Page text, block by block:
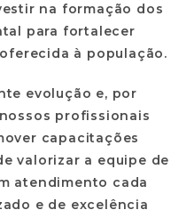
na formação dos
para fortalecer
à população.
evolução e, por
profissionais
capacitações
valorizar a equipe de
atendimento cada
e de excelência